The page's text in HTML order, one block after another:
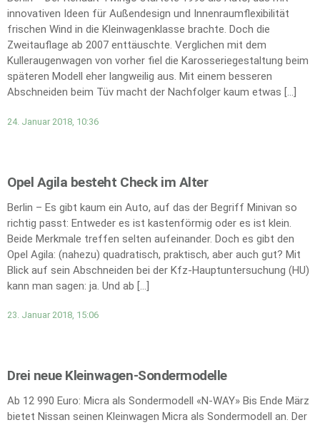
innovativen Ideen für Außendesign und Innenraumflexibilität
frischen Wind in die Kleinwagenklasse brachte. Doch die
Zweitauflage ab 2007 enttäuschte. Verglichen mit dem
Kulleraugenwagen von vorher fiel die Karosseriegestaltung beim
späteren Modell eher langweilig aus. Mit einem besseren
Abschneiden beim Tüv macht der Nachfolger kaum etwas […]
24. Januar 2018, 10:36
Opel Agila besteht Check im Alter
Berlin – Es gibt kaum ein Auto, auf das der Begriff Minivan so
richtig passt: Entweder es ist kastenförmig oder es ist klein.
Beide Merkmale treffen selten aufeinander. Doch es gibt den
Opel Agila: (nahezu) quadratisch, praktisch, aber auch gut? Mit
Blick auf sein Abschneiden bei der Kfz-Hauptuntersuchung (HU)
kann man sagen: ja. Und ab […]
23. Januar 2018, 15:06
Drei neue Kleinwagen-Sondermodelle
Ab 12 990 Euro: Micra als Sondermodell «N-WAY» Bis Ende März
bietet Nissan seinen Kleinwagen Micra als Sondermodell an. Der